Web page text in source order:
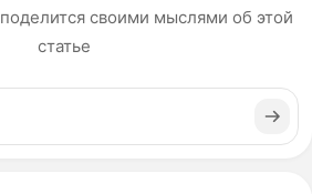
своими мыслями об этой
статье